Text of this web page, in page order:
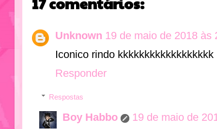
Unknown 19 de maio de 2018 às
Iconico rindo kkkkkkkkkkkkkkkkkk
Responder
Respostas
Boy Habbo
19 de maio de